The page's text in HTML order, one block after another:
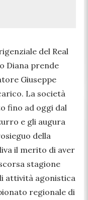
del Real
Diana prende
Giuseppe
La società
fino ad oggi dal
e gli augura
della
il merito di aver
stagione
attività agonistica
regionale di